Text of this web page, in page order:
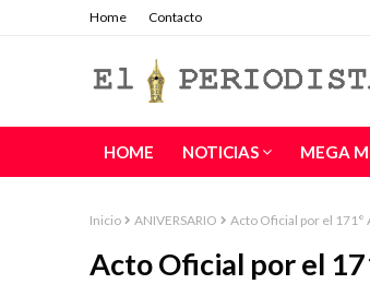
Home Contacto
HOME NOTICIAS MEGA
Inicio ANIVERSARIO Acto Oficial por el 171°
Acto Oficial por el